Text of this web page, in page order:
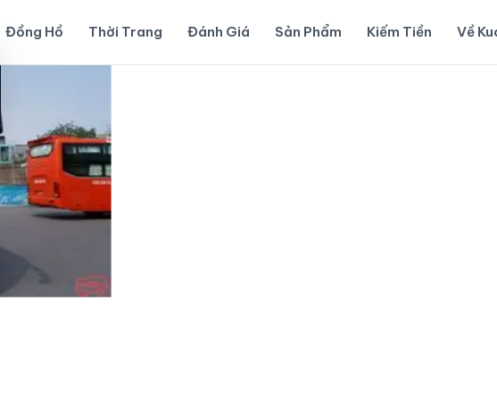
Đồng Hồ Thời Trang Đánh Giá Sản Phẩm Kiếm Tiền Về